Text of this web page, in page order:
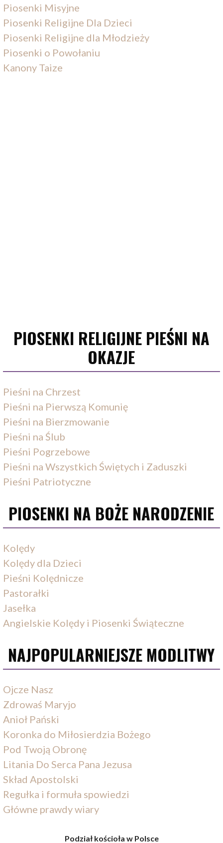
Piosenki Misyjne
Piosenki Religijne Dla Dzieci
Piosenki Religijne dla Młodzieży
Piosenki o Powołaniu
Kanony Taize
PIOSENKI RELIGIJNE PIEŚNI NA
OKAZJE
Pieśni na Chrzest
Pieśni na Pierwszą Komunię
Pieśni na Bierzmowanie
Pieśni na Ślub
Pieśni Pogrzebowe
Pieśni na Wszystkich Świętych i Zaduszki
Pieśni Patriotyczne
PIOSENKI NA BOŻE NARODZENIE
Kolędy
Kolędy dla Dzieci
Pieśni Kolędnicze
Pastorałki
Jasełka
Angielskie Kolędy i Piosenki Świąteczne
NAJPOPULARNIEJSZE MODLITWY
Ojcze Nasz
Zdrowaś Maryjo
Anioł Pański
Koronka do Miłosierdzia Bożego
Pod Twoją Obronę
Litania Do Serca Pana Jezusa
Skład Apostolski
Regułka i formuła spowiedzi
Główne prawdy wiary
Podział kościoła w Polsce